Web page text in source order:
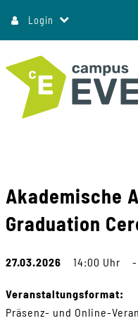
zum
Inhalt
Login
Akademische
Graduation
27.03.2026 14:00 Uhr -
Veranstaltungsformat:
Präsenz- und Online-